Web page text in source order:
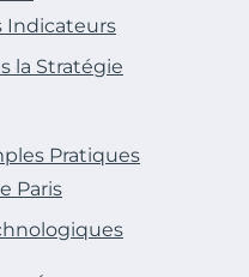
Indicateurs
la Stratégie
Pratiques
Paris